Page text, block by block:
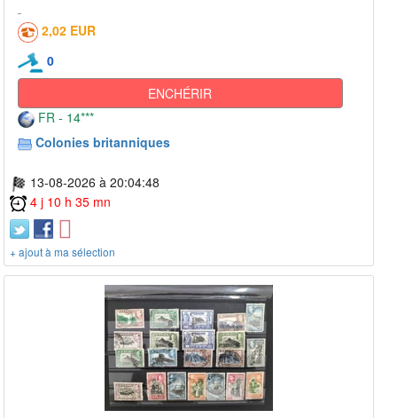
2,02 EUR
0
ENCHÉRIR
FR - 14***
Colonies britanniques
13-08-2026 à 20:04:48
4 j 10 h 35 mn
+ ajout à ma sélection